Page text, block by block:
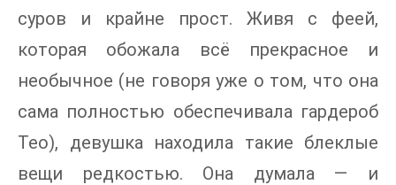
суров и крайне прост. Живя с феей,
которая обожала всё прекрасное и
необычное (не говоря уже о том, что она
сама полностью обеспечивала гардероб
Тео), девушка находила такие блеклые
вещи редкостью. Она думала — и